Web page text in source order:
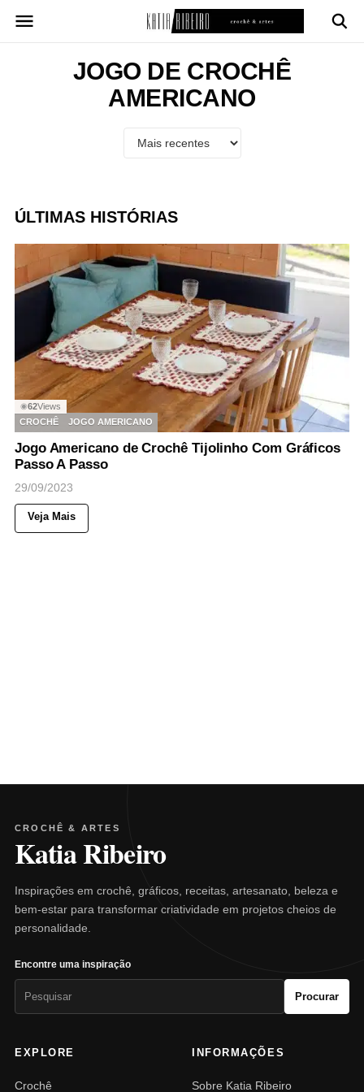
para
JOGO DE CROCHÊ
AMERICANO
ÚLTIMAS HISTÓRIAS
◉62Views
CROCHÊ
JOGO AMERICANO
Jogo Americano de Crochê Tijolinho Com Gráficos
Passo A Passo
29/09/2023
Veja Mais
CROCHÊ & ARTES
Katia Ribeiro
Inspirações em crochê, gráficos, receitas, artesanato, beleza e
bem-estar para transformar criatividade em projetos cheios de
personalidade.
Encontre uma inspiração
Procurar
EXPLORE
Crochê
INFORMAÇÕES
Sobre Katia Ribeiro